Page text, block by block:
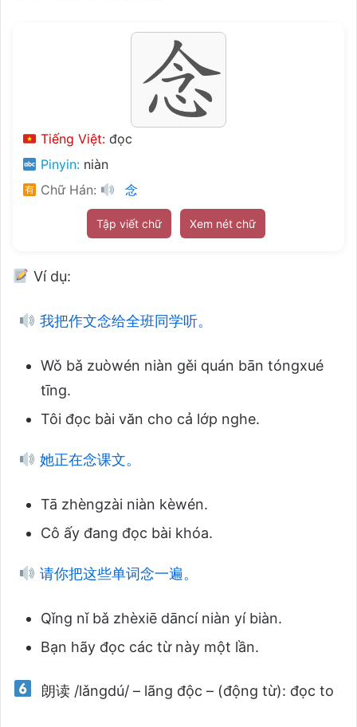
Tiếng Việt: đọc
Pinyin: niàn
Chữ Hán:
念
Tập viết chữ Xem nét chữ
Ví dụ:
我把作文念给全班同学听。
Wǒ bǎ zuòwén niàn gěi quán bān tóngxué
tīng.
Tôi đọc bài văn cho cả lớp nghe.
她正在念课文。
Tā zhèngzài niàn kèwén.
Cô ấy đang đọc bài khóa.
请你把这些单词念一遍。
Qǐng nǐ bǎ zhèxiē dāncí niàn yí biàn.
Bạn hãy đọc các từ này một lần.
朗读 /lǎngdú/ – lãng độc – (động từ): đọc to